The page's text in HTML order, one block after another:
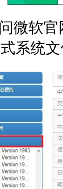
微软
系统文